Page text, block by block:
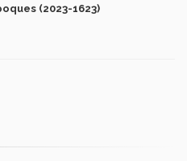
(2023-1623)